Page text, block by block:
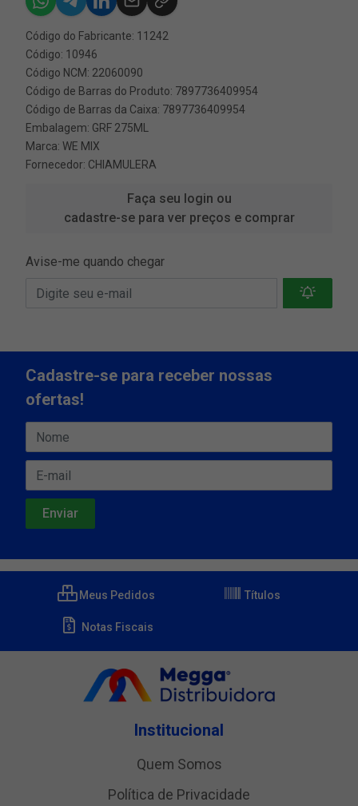
Código do Fabricante: 11242
Código: 10946
Código NCM: 22060090
Código de Barras do Produto: 7897736409954
Código de Barras da Caixa: 7897736409954
Embalagem: GRF 275ML
Marca: WE MIX
Fornecedor: CHIAMULERA
Faça seu login ou
cadastre-se para ver preços e comprar
Avise-me quando chegar
Cadastre-se para receber nossas
ofertas!
Meus Pedidos Títulos
Notas Fiscais
Institucional
Quem Somos
Política de Privacidade